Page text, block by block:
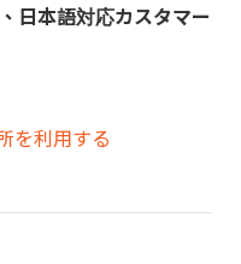
日本語対応カスタマー
を利用する